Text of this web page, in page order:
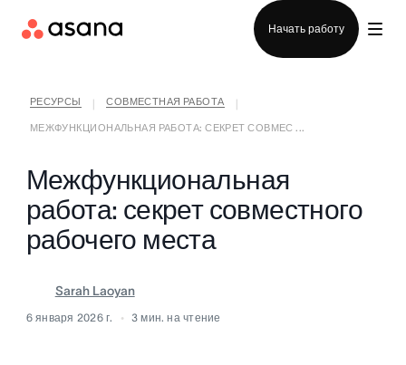
Начать работу
РЕСУРСЫ СОВМЕСТНАЯ РАБОТА
МЕЖФУНКЦИОНАЛЬНАЯ РАБОТА: СЕКРЕТ СОВМЕС ...
Межфункциональная
работа: секрет совместного
рабочего места
Sarah Laoyan
6 января 2026 г. 3 мин. на чтение